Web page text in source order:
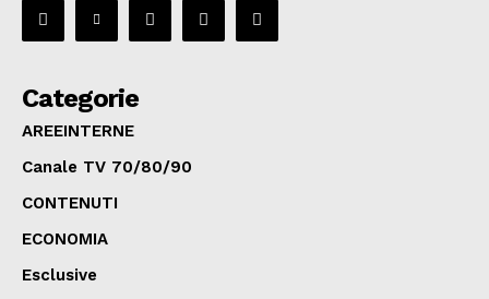
Categorie
AREEINTERNE
Canale TV 70/80/90
CONTENUTI
ECONOMIA
Esclusive